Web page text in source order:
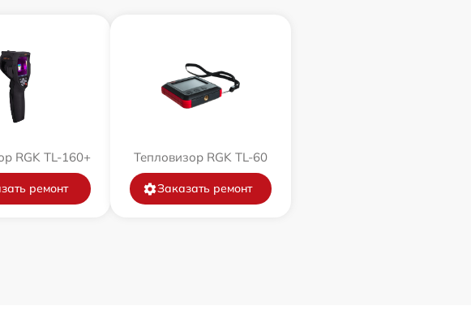
RGK TL-160+
ремонт
Тепловизор RGK TL-60
Заказать ремонт